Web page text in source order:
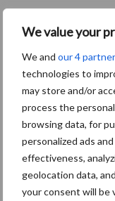
We value your
We and our 4
technologies to
may store and/or
process the
browsing data, for
personalized ads
effectiveness,
geolocation data,
your consent will be
Primaire
Sidebar
Recent
7 aug
7 aug